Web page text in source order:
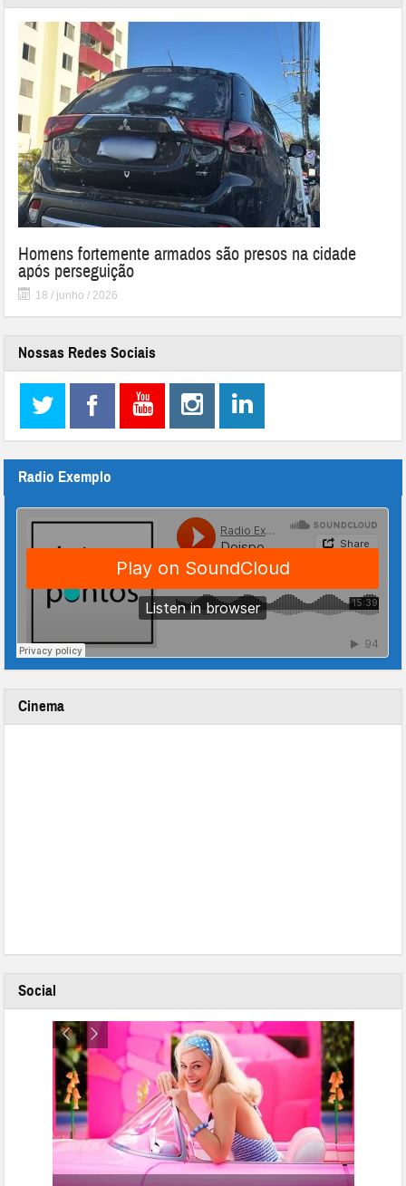
Homens fortemente armados são presos na cidade
após perseguição
18 / junho / 2026
Nossas Redes Sociais
Radio Exemplo
Cinema
Social